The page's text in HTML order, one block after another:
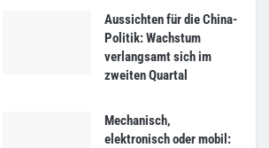
Aussichten für die China-
Politik: Wachstum
verlangsamt sich im
zweiten Quartal
Mechanisch,
elektronisch oder mobil: